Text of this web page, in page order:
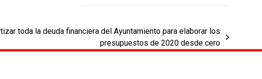
toda la deuda financiera del Ayuntamiento para elaborar los
presupuestos de 2020 desde cero